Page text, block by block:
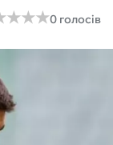
★★★
★★★0 голосів